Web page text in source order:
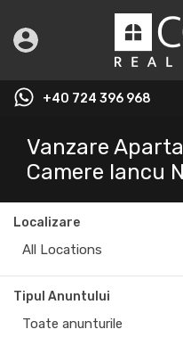
+40 724 396 968
Vanzare
Camere Iancu
Localizare
All Locations
Tipul Anuntului
Toate anunturile